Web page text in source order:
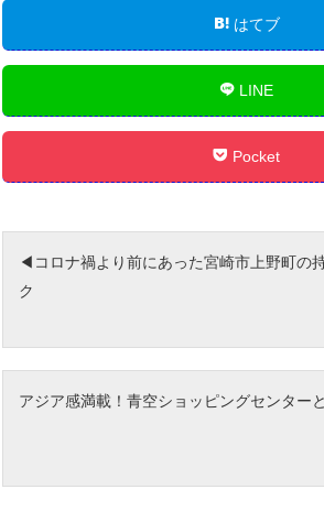
はてブ
LINE
Pocket
コロナ禍より前にあった宮崎市上野町の
ク
アジア感満載！青空ショッピングセンター